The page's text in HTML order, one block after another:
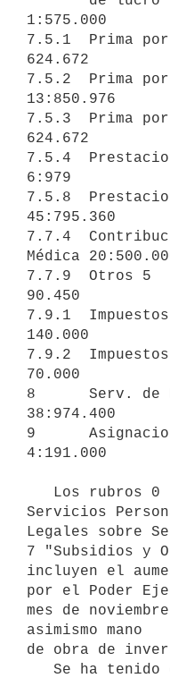
1:575.000
7.5.1  Prima por
624.672
7.5.2  Prima
13:850.976
7.5.3  Prima por
624.672
7.5.4
6:979
7.5.8
45:795.360
7.7.4
Médica
7.7.9  Otros 5
90.450
7.9.1
140.000
7.9.2
70.000
8      Serv. de
38:974.400
9
4:191.000
Servicios
Legales sobre
7 "Subsidios y
incluyen el
por el Poder
mes de
asimismo mano
de obra de